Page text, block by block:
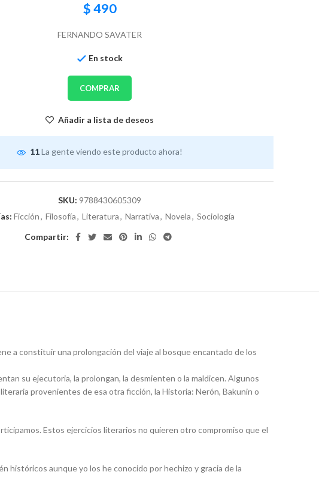
$490
FERNANDO SAVATER
En stock
COMPRAR
Añadir a lista de deseos
11La gente viendo este producto ahora!
SKU: 9788430605309
Ficción, Filosofía, Literatura, Narrativa, Novela, Sociología
Compartir:
a constituir una prolongación del viaje al bosque encantado de los
su ejecutoria, la prolongan, la desmienten o la maldicen. Algunos
provenientes de esa otra ficción, la Historia: Nerón, Bakunin o
Estos ejercicios literarios no quieren otro compromiso que el
históricos aunque yo los he conocido por hechizo y gracia de la